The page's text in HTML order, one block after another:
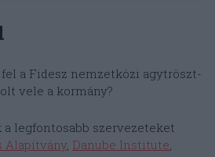
a Fidesz nemzetközi agytröszt-
vele a kormány?
a legfontosabb szervezeteket
Alapítvány Danube Institute